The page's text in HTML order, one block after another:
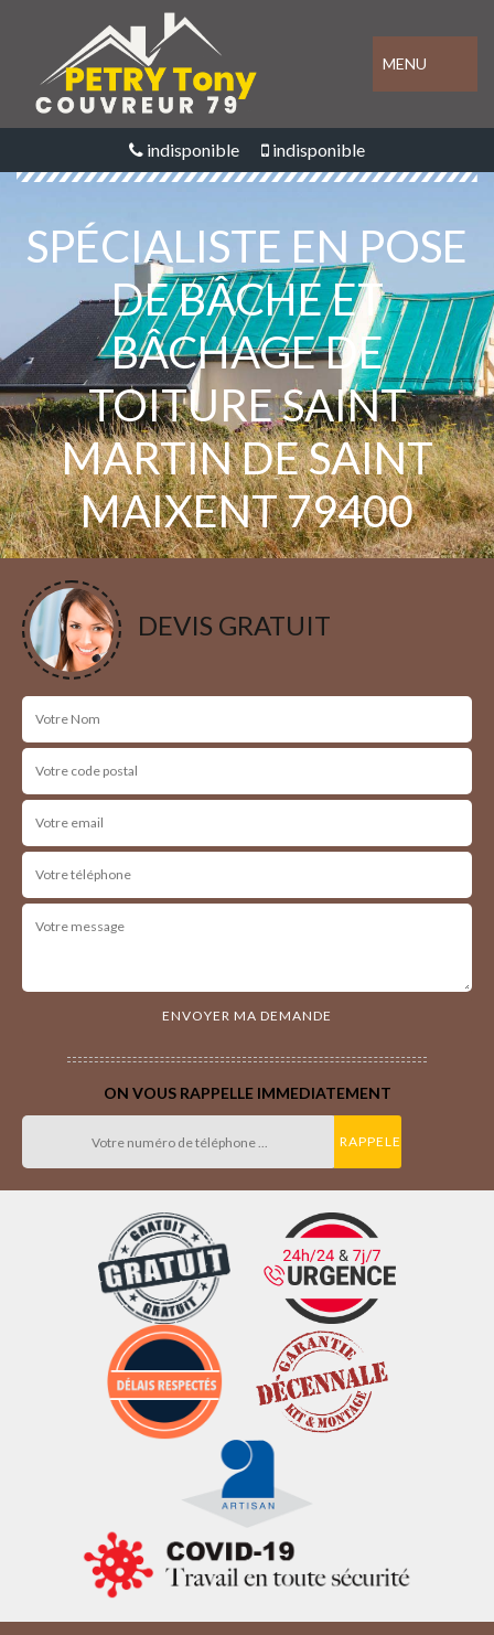
MENU
indisponible indisponible
SPÉCIALISTE EN POSE
DE BÂCHE ET
BÂCHAGE DE
TOITURE SAINT
MARTIN DE SAINT
MAIXENT 79400
Nous intervenons 24h/24 sur 7j/7 en cas
DEVIS GRATUIT
ON VOUS RAPPELLE IMMEDIATEMENT